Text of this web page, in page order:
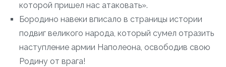
которой пришел нас атаковать».
Бородино навеки вписало в страницы истории
подвиг великого народа, который сумел отразить
наступление армии Наполеона, освободив свою
Родину от врага!